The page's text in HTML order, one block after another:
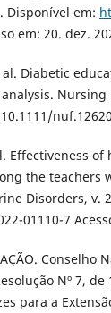
Disponível em:
em: 20. dez.
al. Diabetic
Nursing
Effectiveness
the teachers
Disorders, v.
01110-7
Conselho
Nº 7,
para a